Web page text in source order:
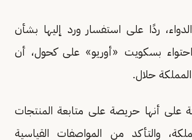
ردًا على استفسار ورد إليها بشأن
بسكويت «أوريو» على كحول، أن
حلال.
على أنها حريصة على متابعة المنتجات
والتأكد من المواصفات القياسية